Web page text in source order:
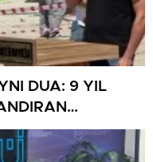
DUA: 9 YIL